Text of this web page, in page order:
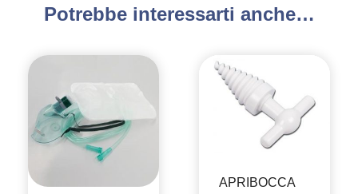
Potrebbe interessarti anche…
APRIBOCCA